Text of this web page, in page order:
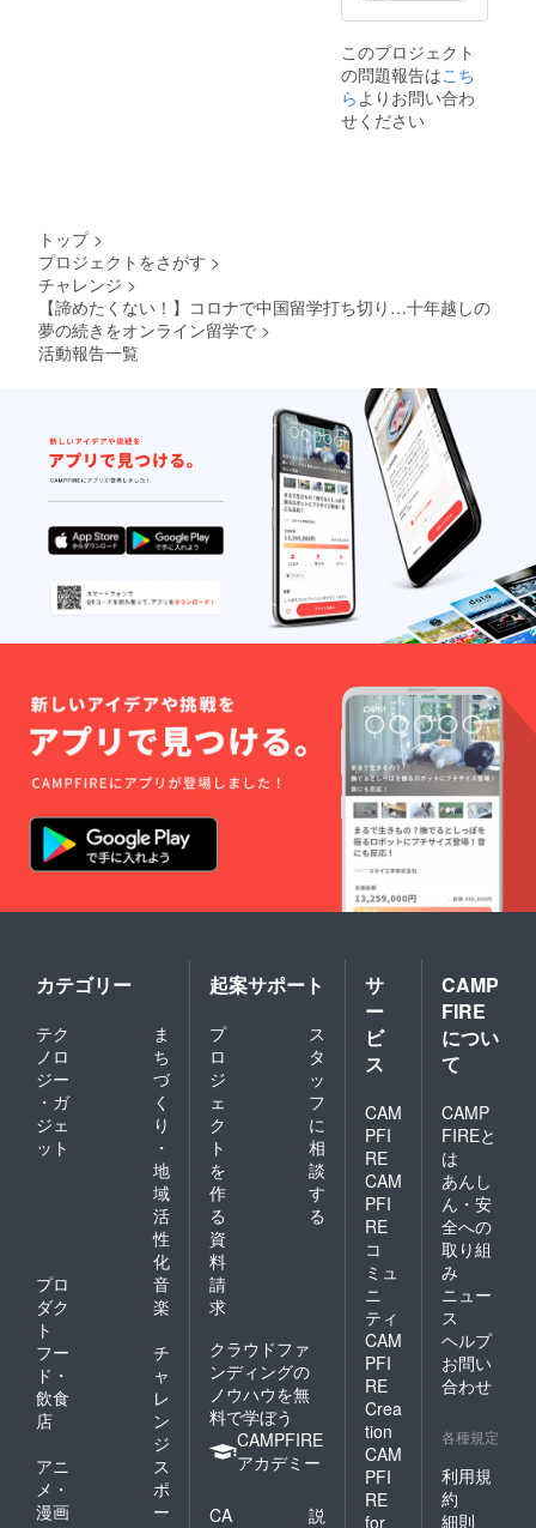
きで年齢性
別問わず大
好きな人に
は尽くしま
わくに生き
あなたは心
優しい方で
すね。きっ
と好きにな
ると思いま
す(人とし
て)。そんな
あなたとの
ご縁、大切
にさせてい
す。興味
持っていた
だきありが
とうござい
ます。
hatakeeeee2
7でした！
このプロジェクト
の問題報告はこち
ら よりお問い合わ
せください
トップ >
プロジェクトをさがす >
チャレンジ >
【諦めたくない！】コロナで中国留学打ち切り…十年越しの
夢の続きをオンライン留学で >
活動報告一覧
カテゴリー
テク
ノロ
ジー
・ガ
ジェ
ット
ま
ち
づ
く
り
・
地
域
活
性
化
プロ
ダク
ト
音
楽
フー
ド・
飲食
店
チ
ャ
レ
ン
ジ
アニ
メ・
漫画
ス
ポ
ー
起案サポート
プ
ロ
ジ
ェ
ク
ト
を
作
る
ス
タ
ッ
フ
に
相
談
す
る
資
料
請
求
クラウドファ
ンディングの
ノウハウを無
料で学ぼう
CAMPFIRE
アカデミー
CA
説
サ
ー
ビ
ス
CAM
PFI
RE
CAM
PFI
RE
コ
ミュ
ニ
ティ
CAM
PFI
RE
Crea
tion
CAM
PFI
RE
for
CAMP
FIRE
につい
て
CAMP
FIREと
は
あんし
ん・安
全への
取り組
み
ニュー
ス
ヘルプ
お問い
合わせ
各種規定
利用規
約
細則